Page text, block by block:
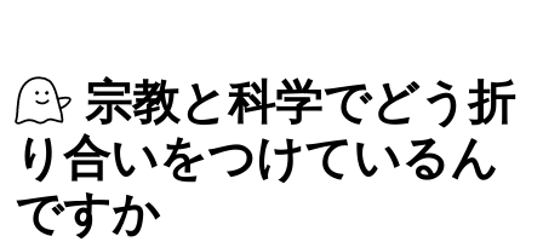
宗教と科学でどう折
り合いをつけているん
ですか